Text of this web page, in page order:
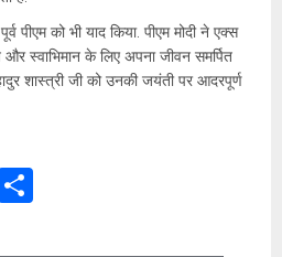
पीएम को भी याद किया. पीएम मोदी ने एक्स
स्वाभिमान के लिए अपना जीवन समर्पित
शास्त्री जी को उनकी जयंती पर आदरपूर्ण